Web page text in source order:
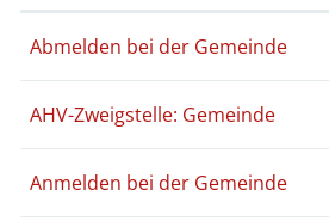
Abmelden bei der Gemeinde
AHV-Zweigstelle: Gemeinde
Anmelden bei der Gemeinde